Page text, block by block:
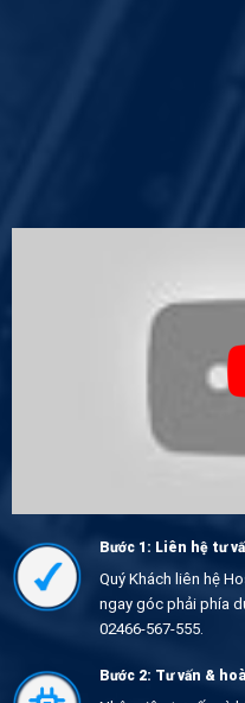
Bước 1: Liên hệ tư
Quý Khách liên hệ
ngay góc phải phía
02466-567-555.
Bước 2: Tư vấn &